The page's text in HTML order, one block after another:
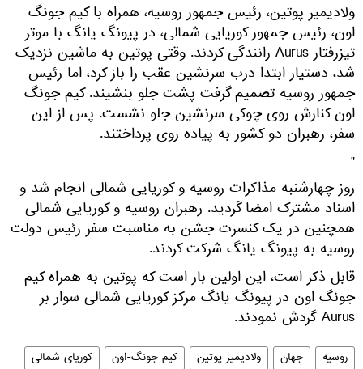
ولادیمیر پوتین، رئیس جمهور روسیه، همراه با کیم جونگ
اون، رئیس جمهور کوریایی شمالی، در پیونگ یانگ با موتر
تیزرفتار Aurus رانندگی کردند. وقتی پوتین به ماشین نزدیک
شد، دستیار ابتدا درب سرنشین عقب را باز کرد، اما رئیس
جمهور روسیه تصمیم گرفت پشت جلو بنشیند. کیم جونگ
اون کنارش روی چوکی سرنشین جلو نشست. پس از این
سفر، رهبران دو کشور به پیاده روی پرداختند.
"
روز چهارشنبه مذاکرات روسیه و کوریایی شمالی انجام شد و
اسناد مشترک امضا گردید. رهبران روسیه و کوریایی شمالی
همچنین در یک کنسرت جشن به مناسبت سفر رئیس دولت
روسیه به پیونگ یانگ شرکت کردند.
قابل ذکر است، این اولین بار است که پوتین به همراه کیم
جونگ اون در پیونگ یانگ مرکز کوریایی شمالی سوار بر
Aurus گردش نمودند.
روسیه جهان ولادیمیر پوتین کیم جونگ-اون کوریای شمالی